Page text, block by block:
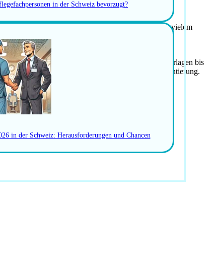
in der Schweiz bevorzugt?
in der Schweiz: Herausforderungen und Chancen
Gebühren
Versicherungen, Bankkonto, Zoll, Schulen und vielem
persönlich – von der Optimierung der Unterlagen bis
ähnlicher Positionen und dient der Orientierung.
100 % kostenlos.